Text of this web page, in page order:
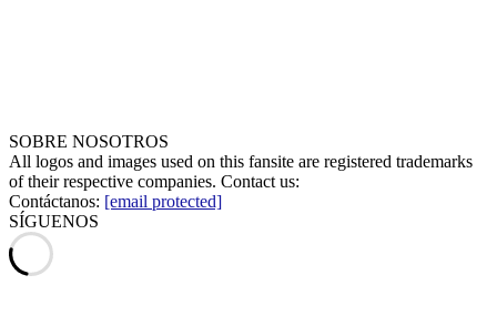
SOBRE NOSOTROS
All logos and images used on this fansite are registered trademarks
of their respective companies. Contact us:
Contáctanos: [email protected]
SÍGUENOS